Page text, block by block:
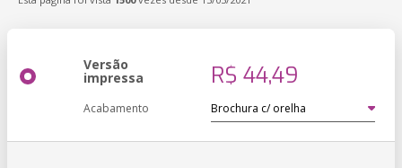
Versão
impressa R$ 44,49
Acabamento